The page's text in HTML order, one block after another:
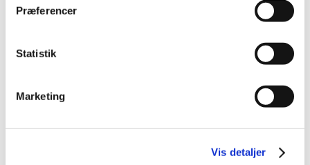
Præferencer
Statistik
Marketing
Vis detaljer
2021 (516)
2019 (159)
december (19)